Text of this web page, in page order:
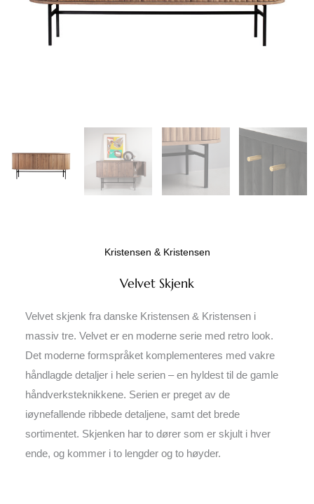
Kristensen & Kristensen
Velvet Skjenk
Velvet skjenk fra danske Kristensen & Kristensen i
massiv tre. Velvet er en moderne serie med retro look.
Det moderne formspråket komplementeres med vakre
håndlagde detaljer i hele serien – en hyldest til de gamle
håndverksteknikkene. Serien er preget av de
iøynefallende ribbede detaljene, samt det brede
sortimentet. Skjenken har to dører som er skjult i hver
ende, og kommer i to lengder og to høyder.